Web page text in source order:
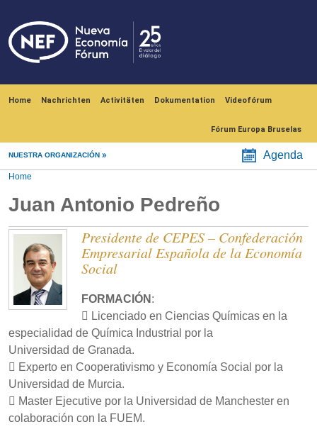
Home Nachrichten Activitäten Dokumentation Videofórum
Fórum Europa Bruselas
NUESTRA ORGANIZACIÓN Agenda
Home
Juan Antonio Pedreño
Presidente de CEPES – Confederación
Empresarial Española de la Economía
Social
FORMACIÓN :
 Licenciado en Ciencias Químicas en la
especialidad de Química Industrial por la
Universidad de Granada.
 Experto en Cooperativismo y Economía Social por la
Universidad de Murcia.
 Master Ejecutive por la Universidad de Manchester en
colaboración con la FUEM.